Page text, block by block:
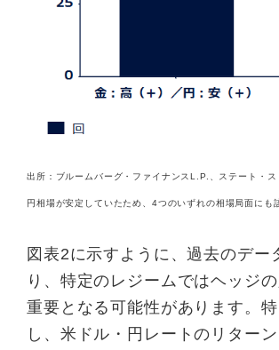
出所：ブルームバーグ・ファイナンスL.P.、ステート
円相場が安定していたため、4つのいずれの相場局面に
図表2に示すように、過去のデ
り、特定のレジームではヘッジ
重要となる可能性があります。
し、米ドル・円レートのリター